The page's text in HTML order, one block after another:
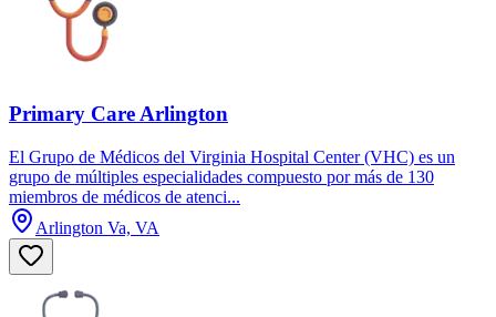
Primary Care Arlington
El Grupo de Médicos del Virginia Hospital Center (VHC) es un
grupo de múltiples especialidades compuesto por más de 130
miembros de médicos de atenci...
Arlington Va, VA